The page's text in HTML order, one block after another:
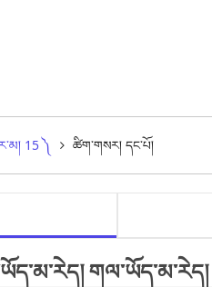
15 ༽ ཚིག་གསར། དང་པོ།
video
ཚིག་གསར། དང་པོ།
གལ་ཡོད་མ་རེད།